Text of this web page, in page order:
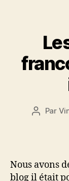
Auteur
Par
Nous avons
blog il était